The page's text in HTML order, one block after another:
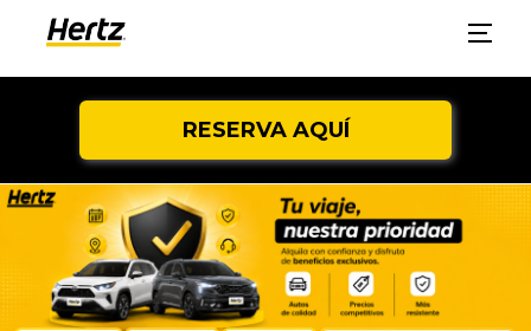
RESERVA AQUÍ